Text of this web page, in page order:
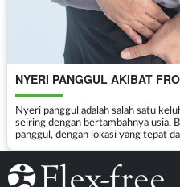
NYERI PANGGUL AKIBAT
Nyeri panggul adalah salah satu
seiring dengan bertambahnya usia.
panggul, dengan lokasi yang tepat